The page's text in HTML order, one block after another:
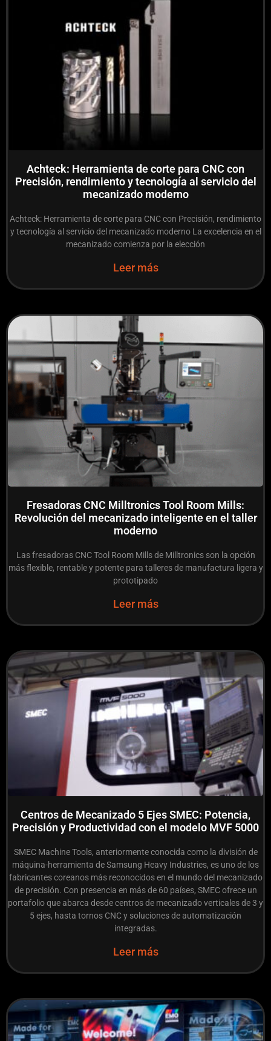
Achteck: Herramienta de corte para CNC con
Precisión, rendimiento y tecnología al servicio del
mecanizado moderno
Achteck: Herramienta de corte para CNC con Precisión, rendimiento
y tecnología al servicio del mecanizado moderno La excelencia en el
mecanizado comienza por la elección
Leer más
Fresadoras CNC Milltronics Tool Room Mills:
Revolución del mecanizado inteligente en el taller
moderno
Las fresadoras CNC Tool Room Mills de Milltronics son la opción
más flexible, rentable y potente para talleres de manufactura ligera y
prototipado
Leer más
Centros de Mecanizado 5 Ejes SMEC: Potencia,
Precisión y Productividad con el modelo MVF 5000
SMEC Machine Tools, anteriormente conocida como la división de
máquina-herramienta de Samsung Heavy Industries, es uno de los
fabricantes coreanos más reconocidos en el mundo del mecanizado
de precisión. Con presencia en más de 60 países, SMEC ofrece un
portafolio que abarca desde centros de mecanizado verticales de 3 y
5 ejes, hasta tornos CNC y soluciones de automatización
integradas.
Leer más